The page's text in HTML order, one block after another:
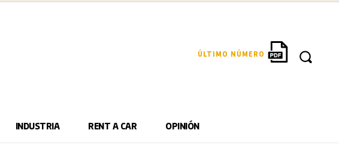
ÚLTIMO NÚMERO
INDUSTRIA RENT A CAR OPINIÓN